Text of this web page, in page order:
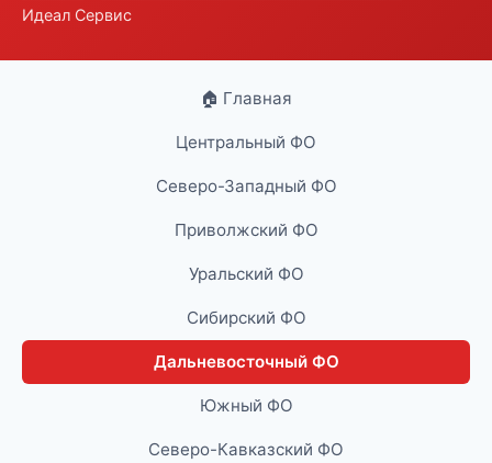
Идеал Сервис
🏠 Главная
Центральный ФО
Северо-Западный ФО
Приволжский ФО
Уральский ФО
Сибирский ФО
Дальневосточный ФО
Южный ФО
Северо-Кавказский ФО